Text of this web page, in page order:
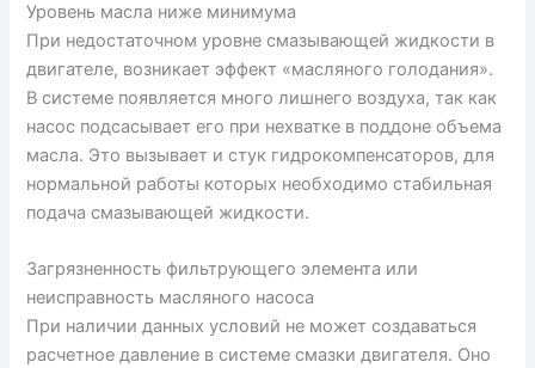
Уровень масла ниже минимума
При недостаточном уровне смазывающей жидкости в
двигателе, возникает эффект «масляного голодания».
В системе появляется много лишнего воздуха, так как
насос подсасывает его при нехватке в поддоне объема
масла. Это вызывает и стук гидрокомпенсаторов, для
нормальной работы которых необходимо стабильная
подача смазывающей жидкости.
Загрязненность фильтрующего элемента или
неисправность масляного насоса
При наличии данных условий не может создаваться
расчетное давление в системе смазки двигателя. Оно